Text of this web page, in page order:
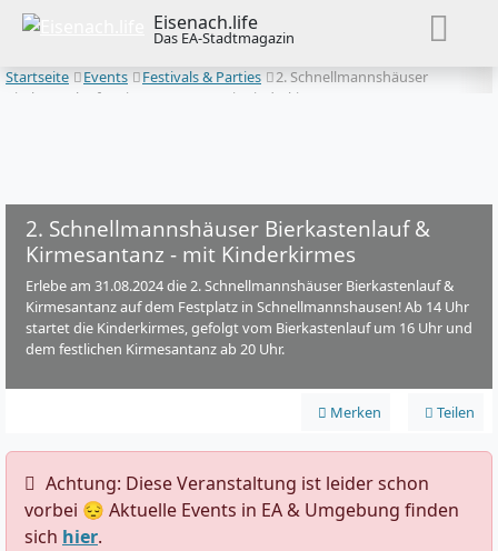
Eisenach.life
Das EA-Stadtmagazin
Startseite
Events Festivals & Parties
2. Schnellmannshäuser
Bierkastenlauf & Kirmesantanz - mit Kinderkirmes
2. Schnellmannshäuser Bierkastenlauf &
Kirmesantanz - mit Kinderkirmes
Erlebe am 31.08.2024 die 2. Schnellmannshäuser Bierkastenlauf &
Kirmesantanz auf dem Festplatz in Schnellmannshausen! Ab 14 Uhr
startet die Kinderkirmes, gefolgt vom Bierkastenlauf um 16 Uhr und
dem festlichen Kirmesantanz ab 20 Uhr.
Merken Teilen
️ Achtung: Diese Veranstaltung ist leider schon
vorbei 😔 Aktuelle Events in EA & Umgebung finden
sich hier.